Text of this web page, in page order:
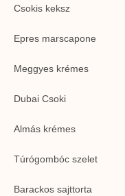
Csokis keksz
Epres marscapone
Meggyes krémes
Dubai Csoki
Almás krémes
Túrógombóc szelet
Barackos sajttorta